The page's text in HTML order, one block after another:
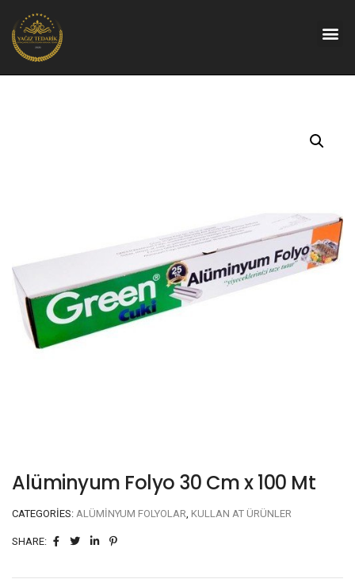
Alüminyum Folyo 30 Cm x 100 Mt
CATEGORIES: ALÜMINYUM FOLYOLAR, KULLAN AT ÜRÜNLER
SHARE: